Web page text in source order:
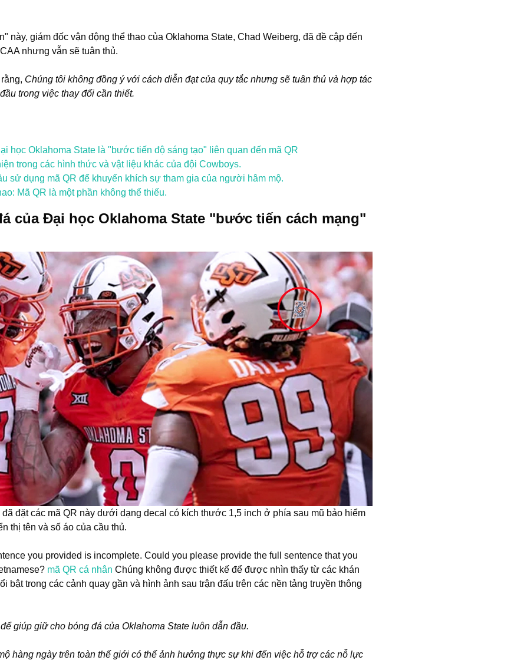
này, giám đốc vận động thể thao của Oklahoma State, Chad Weiberg, đã đề cập đến
nhưng vẫn sẽ tuân thủ.
Chúng tôi không đồng ý với cách diễn đạt của quy tắc nhưng sẽ tuân thủ và hợp tác
trong việc thay đổi cần thiết.
học Oklahoma State là "bước tiến độ sáng tạo" liên quan đến mã QR
trong các hình thức và vật liệu khác của đội Cowboys.
sử dụng mã QR để khuyến khích sự tham gia của người hâm mộ.
Mã QR là một phần không thể thiếu.
của Đại học Oklahoma State "bước tiến cách mạng"
đặt các mã QR này dưới dạng decal có kích thước 1,5 inch ở phía sau mũ bảo hiểm
thị tên và số áo của cầu thủ.
you provided is incomplete. Could you please provide the full sentence that you
mã QR cá nhân Chúng không được thiết kế để được nhìn thấy từ các khán
bật trong các cảnh quay gần và hình ảnh sau trận đấu trên các nền tảng truyền thông
giúp giữ cho bóng đá của Oklahoma State luôn dẫn đầu.
hàng ngày trên toàn thế giới có thể ảnh hưởng thực sự khi đến việc hỗ trợ các nỗ lực